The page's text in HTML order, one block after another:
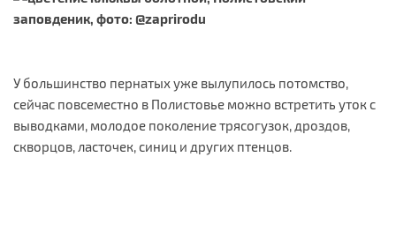
У большинство пернатых уже вылупилось потомство,
сейчас повсеместно в Полистовье можно встретить уток с
выводками, молодое поколение трясогузок, дроздов,
скворцов, ласточек, синиц и других птенцов.